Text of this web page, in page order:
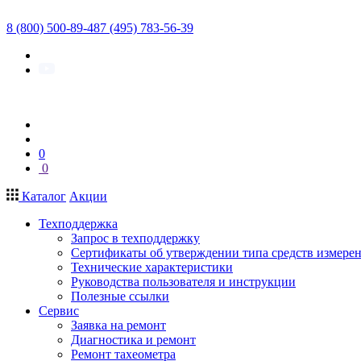
8 (800) 500-89-487 (495) 783-56-39
0
0
Каталог Акции
Техподдержка
Запрос в техподдержку
Сертификаты об утверждении типа средств
Технические характеристики
Руководства пользователя и инструкции
Полезные ссылки
Сервис
Заявка на ремонт
Диагностика и ремонт
Ремонт тахеометра